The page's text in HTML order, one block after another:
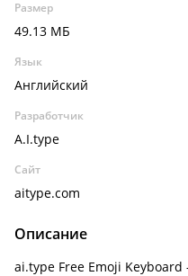
Размер
49.13 МБ
Язык
Английский
Разработчик
A.I.type
Сайт
aitype.com
Описание
ai.type Free Emoji